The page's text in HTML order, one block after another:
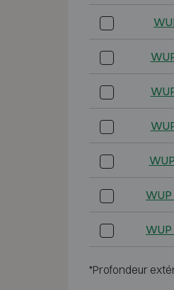
WUP
WUP
*Profondeur